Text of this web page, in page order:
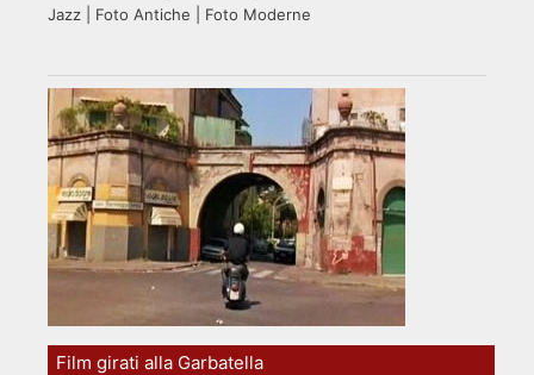
Jazz | Foto Antiche | Foto Moderne
Film girati alla Garbatella